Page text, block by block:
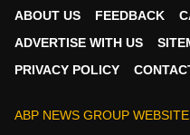
ABOUT US FEEDBACK
ADVERTISE WITH US
PRIVACY POLICY
ABP NEWS GROUP